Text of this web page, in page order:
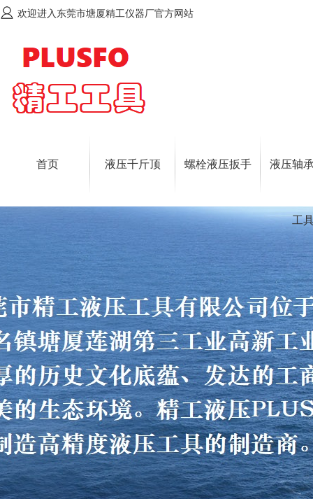
欢迎进入东莞市塘厦精工仪器厂官方网站
首页 液压千斤顶 螺栓液压扳手 液压轴
工